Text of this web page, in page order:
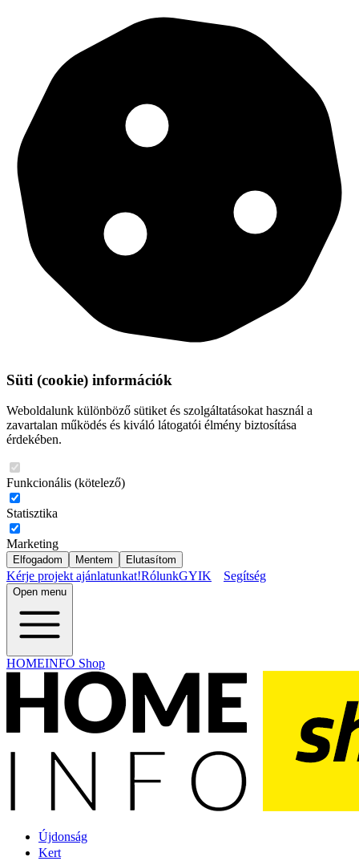
Süti (cookie) információk
Weboldalunk különböző sütiket és szolgáltatásokat használ a
zavartalan működés és kiváló látogatói élmény biztosítása
érdekében.
Funkcionális (kötelező)
Statisztika
Marketing
Elfogadom Mentem Elutasítom
Kérje projekt ajánlatunkat!RólunkGYIK Segítség
Open menu
HOMEINFO Shop
Újdonság
Kert